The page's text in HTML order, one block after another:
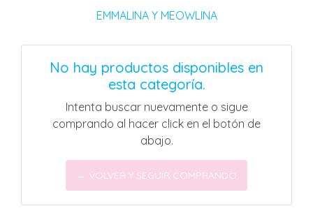
EMMALINA Y MEOWLINA
No hay productos disponibles en
esta categoría.
Intenta buscar nuevamente o sigue
comprando al hacer click en el botón de
abajo.
← VOLVER Y SEGUIR COMPRANDO